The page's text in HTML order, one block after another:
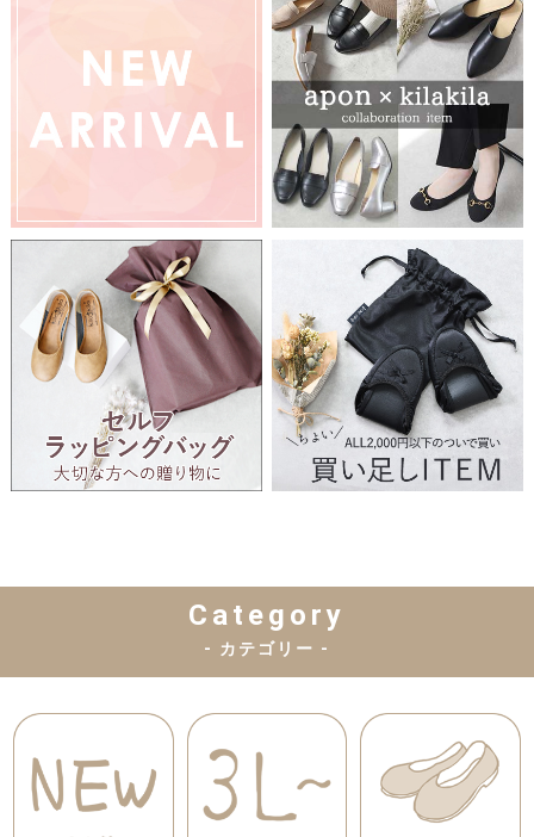
Category
- カテゴリー -